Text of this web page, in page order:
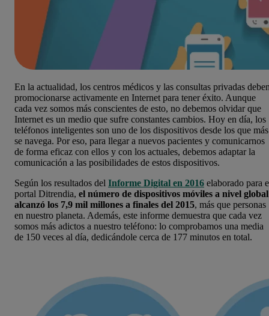
En la actualidad, los centros médicos y las consultas privadas
promocionarse activamente en Internet para tener éxito. Aunque
cada vez somos más conscientes de esto, no debemos olvidar que
Internet es un medio que sufre constantes cambios. Hoy en día, los
teléfonos inteligentes son uno de los dispositivos desde los que más
se navega. Por eso, para llegar a nuevos pacientes y comunicarnos
de forma eficaz con ellos y con los actuales, debemos adaptar la
comunicación a las posibilidades de estos dispositivos.
Según los resultados del Informe Digital en 2016 elaborado para
portal Ditrendia, el número de dispositivos móviles a nivel global
alcanzó los 7,9 mil millones a finales del 2015, más que personas
en nuestro planeta. Además, este informe demuestra que cada vez
somos más adictos a nuestro teléfono: lo comprobamos una media
de 150 veces al día, dedicándole cerca de 177 minutos en total.